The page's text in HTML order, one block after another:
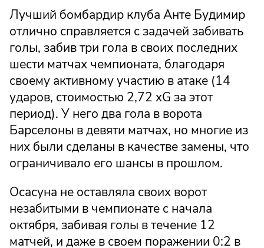
Лучший бомбардир клуба Анте Будимир
отлично справляется с задачей забивать
голы, забив три гола в своих последних
шести матчах чемпионата, благодаря
своему активному участию в атаке (14
ударов, стоимостью 2,72 xG за этот
период). У него два гола в ворота
Барселоны в девяти матчах, но многие из
них были сделаны в качестве замены, что
ограничивало его шансы в прошлом.
Осасуна не оставляла своих ворот
незабитыми в чемпионате с начала
октября, забивая голы в течение 12
матчей, и даже в своем поражении 0:2 в